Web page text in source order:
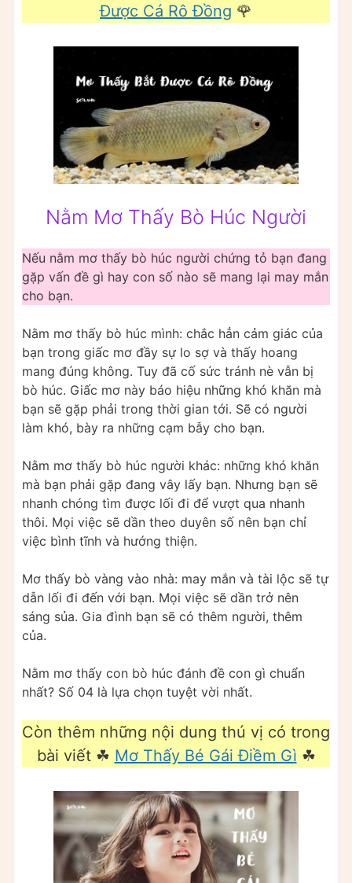
Được Cá Rô Đồng 🌹
Nằm Mơ Thấy Bò Húc Người
Nếu nằm mơ thấy bò húc người chứng tỏ bạn đang
gặp vấn đề gì hay con số nào sẽ mang lại may mắn
cho bạn.
Nằm mơ thấy bò húc mình: chắc hẳn cảm giác của
bạn trong giấc mơ đầy sự lo sợ và thấy hoang
mang đúng không. Tuy đã cố sức tránh nè vẫn bị
bò húc. Giấc mơ này báo hiệu những khó khăn mà
bạn sẽ gặp phải trong thời gian tới. Sẽ có người
làm khó, bày ra những cạm bẫy cho bạn.
Nằm mơ thấy bò húc người khác: những khó khăn
mà bạn phải gặp đang vây lấy bạn. Nhưng bạn sẽ
nhanh chóng tìm được lối đi để vượt qua nhanh
thôi. Mọi việc sẽ dần theo duyên số nên bạn chỉ
việc bình tĩnh và hướng thiện.
Mơ thấy bò vàng vào nhà: may mắn và tài lộc sẽ tự
dẫn lối đi đến với bạn. Mọi việc sẽ dần trở nên
sáng sủa. Gia đình bạn sẽ có thêm người, thêm
của.
Nằm mơ thấy con bò húc đánh đề con gì chuẩn
nhất? Số 04 là lựa chọn tuyệt vời nhất.
Còn thêm những nội dung thú vị có trong
bài viết ☘ Mơ Thấy Bé Gái Điềm Gì ☘